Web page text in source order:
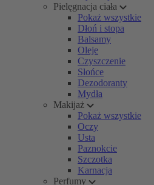
Pielęgnacja ciała
Pokaż wszystkie
Dłoń i stopa
Balsamy
Oleje
Czyszczenie
Słońce
Dezodoranty
Mydła
Makijaż
Pokaż wszystkie
Oczy
Usta
Paznokcie
Szczotka
Karnacja
Perfumy